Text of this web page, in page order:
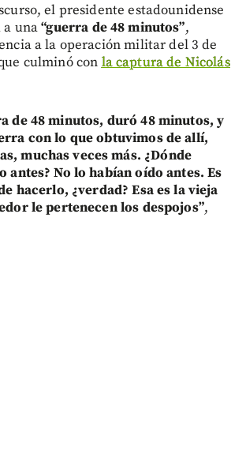
el presidente estadounidense
a una“guerra de 48 minutos”,
a la operación militar del 3 de
culminó con la captura de Nicolás
de 48 minutos, duró 48 minutos, y
con lo que obtuvimos de allí,
muchas veces más. ¿Dónde
antes? No lo habían oído antes. Es
hacerlo, ¿verdad? Esa es la vieja
le pertenecen los despojos”,